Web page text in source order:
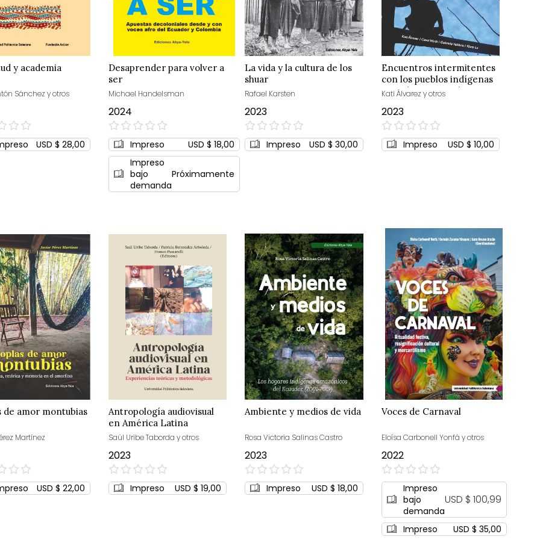
y academia
Sánchez y otros
USD $ 28,00
Desaprender para volver a
ser
Michael Handelsman
2024
0%
Impreso
USD $ 18,00
Impreso
bajo
demanda
Próximamente
La vida y la cultura de los
shuar
Rafael Karsten
2023
0%
Impreso USD $ 30,00
Encuentros intermitentes
con los pueblos indígenas
en aislamiento voluntario
Kati Álvarez y otros
2023
0%
Impreso USD $ 10,00
de amor montubias
Martínez
USD $ 22,00
Antropología audiovisual
en América Latina
Saúl Uribe Taborda y otros
2023
0%
Impreso USD $ 19,00
Ambiente y medios de vida
Rosa Victoria Salinas Castro
2023
0%
Impreso USD $ 18,00
Voces de Carnaval
Eloísa Carbonell Yonfá y otros
2022
0%
Impreso
bajo
demanda
USD $ 100,99
Impreso USD $ 35,00